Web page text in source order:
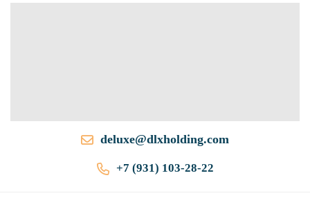
deluxe@dlxholding.com
+7 (931) 103-28-22